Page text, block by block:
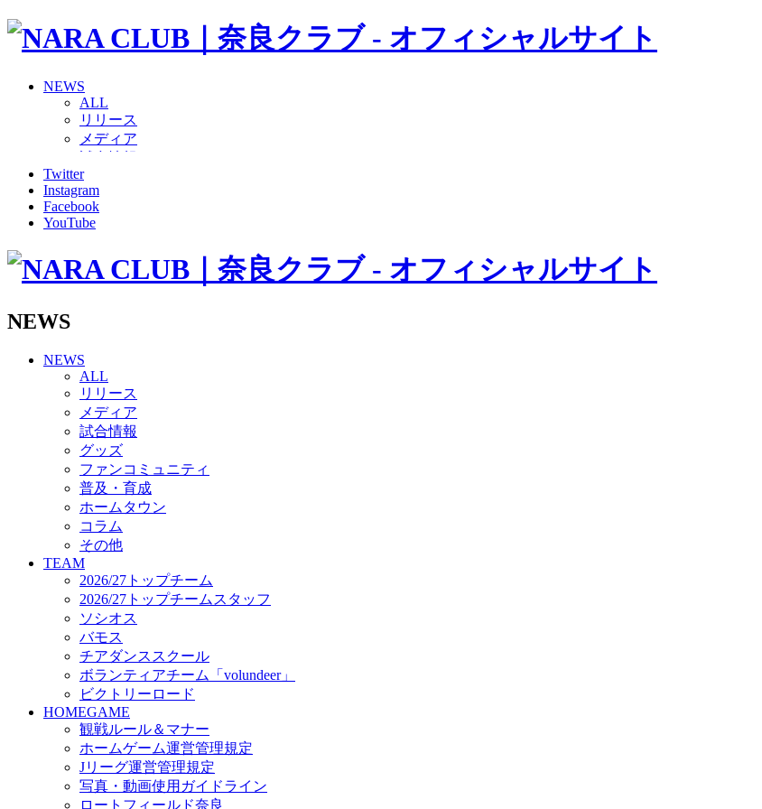
NEWS
ALL
リリース
メディア
グッズ
ファンコミュニティ
普及・育成
ホームタウン
その他
バモス
チアダンススクール
ボランティアチーム「volundeer」
ビクトリーロード
HOMEGAME
観戦ルール＆マナー
ホームゲーム運営管理規定
Jリーグ運営管理規定
写真・動画使用ガイドライン
ロートフィールド奈良
SCHEDULE
2026/27
練習見学時のファンサービスについて
TICKET
奈良クラブ明治安田J3リーグ2026/27シーズン試合観戦チケット
奈良クラブ明治安田Ｊ3リーグ 2026/27シーズン「鹿パス」
観戦ルール＆マナー
FANCOMMUNITY
2026/27ファンコミュニティ
サポートショップ
GOODS
オフィシャルストア（実店舗）
オンラインストア
ACADEMY
アカデミーについて
Twitter
Instagram
Facebook
YouTube
NEWS
NEWS
ALL
リリース
メディア
試合情報
グッズ
ファンコミュニティ
普及・育成
ホームタウン
コラム
その他
TEAM
2026/27トップチーム
2026/27トップチームスタッフ
ソシオス
バモス
チアダンススクール
ボランティアチーム「volundeer」
ビクトリーロード
HOMEGAME
観戦ルール＆マナー
ホームゲーム運営管理規定
Jリーグ運営管理規定
写真・動画使用ガイドライン
ロートフィールド奈良